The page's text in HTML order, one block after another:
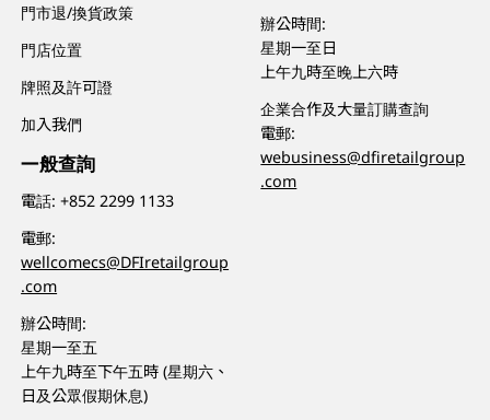
門市退/換貨政策
門店位置
牌照及許可證
加入我們
一般查詢
電話:+852 2299 1133
電郵:
wellcomecs@DFIretailgroup
.com
辦公時間:
星期一至五
上午九時至下午五時 (星期六、
日及公眾假期休息)
辦公時間:
星期一至日
上午九時至晚上六時
企業合作及大量訂購查詢
電郵:
webusiness@dfiretailgroup
.com